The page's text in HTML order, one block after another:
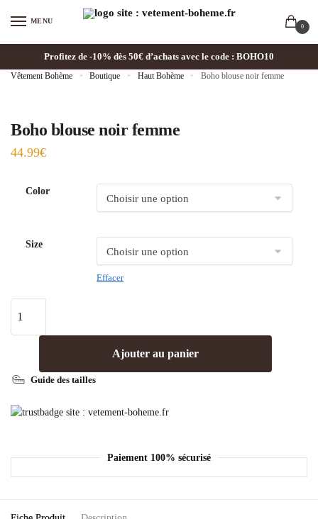
MENU
0
Profitez de -10% dès 50€ d’achats avec le code : BOHO10
Vêtement Bohème » Boutique » Haut Bohème » Boho blouse noir femme
Boho blouse noir femme
44.99€
Color
Size
Effacer
Ajouter au panier
Guide des tailles
Paiement 100% sécurisé